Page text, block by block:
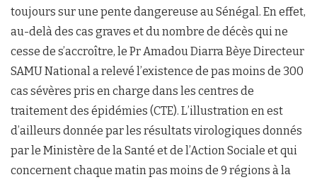
toujours sur une pente dangereuse au Sénégal. En effet,
au-delà des cas graves et du nombre de décès qui ne
cesse de s’accroître, le Pr Amadou Diarra Bèye Directeur
SAMU National a relevé l’existence de pas moins de 300
cas sévères pris en charge dans les centres de
traitement des épidémies (CTE). L’illustration en est
d’ailleurs donnée par les résultats virologiques donnés
par le Ministère de la Santé et de l’Action Sociale et qui
concernent chaque matin pas moins de 9 régions à la